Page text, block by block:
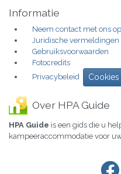
Informatie
Neem contact met ons op
Juridische vermeldingen
Gebruiksvoorwaarden
Fotocredits
Privacybeleid
Cookies
Over HPA Guide
HPA Guide is een gids die u
kampeeraccommodatie voor